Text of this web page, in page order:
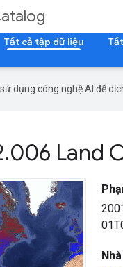
Tất cả tập dữ liệu
dụng công nghệ AI để
.006 Land